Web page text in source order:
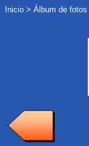
Inicio > Álbum de fotos